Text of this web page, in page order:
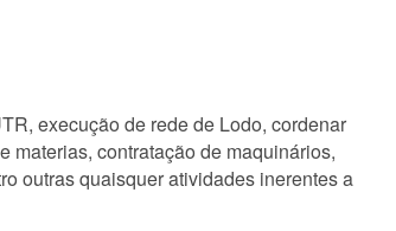
execução de rede de Lodo, cordenar
materias, contratação de maquinários,
outras quaisquer atividades inerentes a